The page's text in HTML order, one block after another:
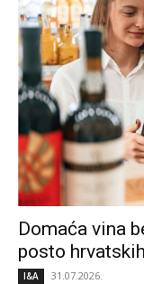
Domaća vina
posto
I&A 31.07.2026.